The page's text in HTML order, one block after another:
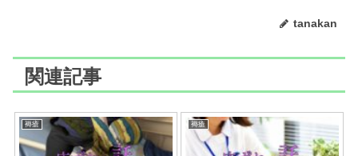
tanakan
関連記事
褥瘡 褥瘡